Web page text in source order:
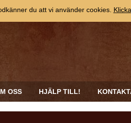
OSS HJÄLP TILL!
du att vi använder cookies.